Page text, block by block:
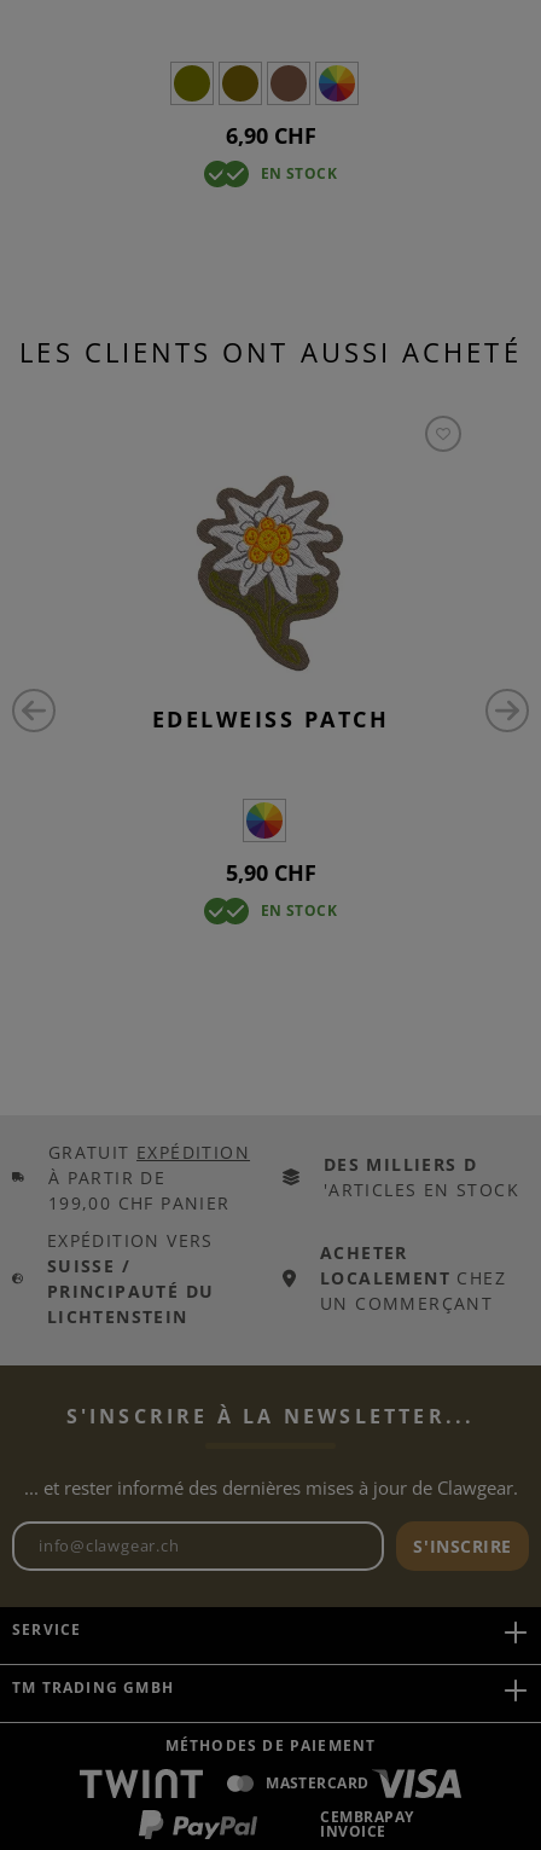
6,90 CHF
EN STOCK
LES CLIENTS ONT AUSSI ACHETÉ
EDELWEISS PATCH
5,90 CHF
EN STOCK
GRATUIT EXPÉDITION
À PARTIR DE
199,00 CHF PANIER
DES MILLIERS D
'ARTICLES EN STOCK
EXPÉDITION VERS
SUISSE /
PRINCIPAUTÉ DU
LICHTENSTEIN
ACHETER
LOCALEMENT CHEZ
UN COMMERÇANT
S'INSCRIRE À LA NEWSLETTER...
... et rester informé des dernières mises à jour de Clawgear.
Adresse e-mail de laS'INSCRIRE
SERVICE
TM TRADING GMBH
MÉTHODES DE PAIEMENT
MASTERCARD
CEMBRAPAY
INVOICE